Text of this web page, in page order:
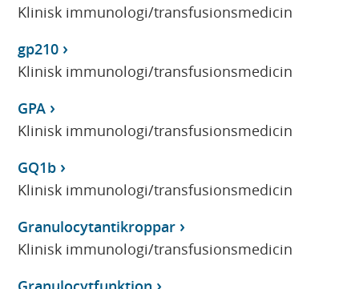
Klinisk immunologi/transfusionsmedicin
gp210
Klinisk immunologi/transfusionsmedicin
GPA
Klinisk immunologi/transfusionsmedicin
GQ1b
Klinisk immunologi/transfusionsmedicin
Granulocytantikroppar
Klinisk immunologi/transfusionsmedicin